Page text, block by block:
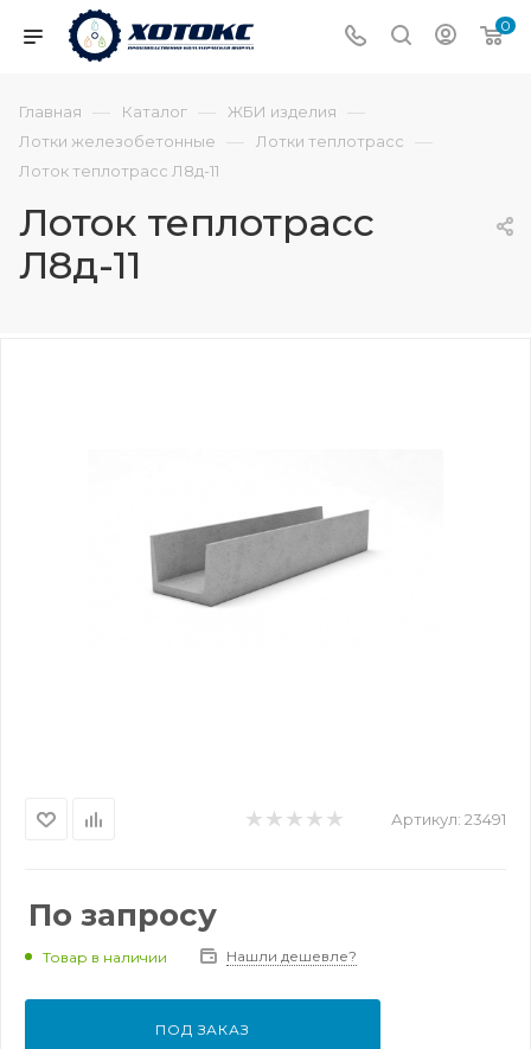
0
Главная — Каталог — ЖБИ изделия —
Лотки железобетонные — Лотки теплотрасс —
Лоток теплотрасс Л8д-11
Лоток теплотрасс
Л8д-11
Артикул: 23491
По запросу
Товар в наличии Нашли дешевле?
ПОД ЗАКАЗ